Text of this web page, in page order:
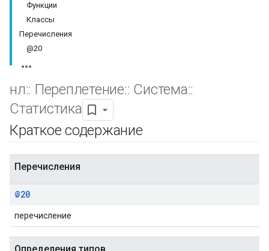
Функции
Классы
Перечисления
@20
нл:: Переплетение:: Система::
Статистика
Краткое содержание
Перечисления
@20
перечисление